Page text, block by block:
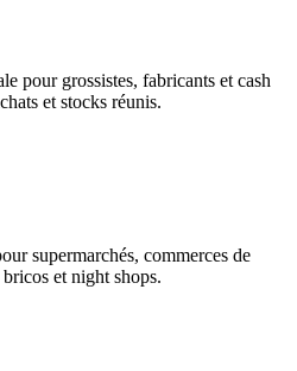
pour grossistes, fabricants et cash
et stocks réunis.
supermarchés, commerces de
et night shops.